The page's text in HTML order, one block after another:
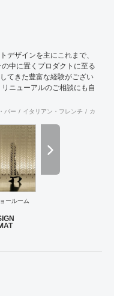
デザインを主にこれまで、
中に置くプロダクトに至る
てきた豊富な経験がござい
ニューアルのご相談にも自
バー イタリアン・フレンチ カフェ
ールーム